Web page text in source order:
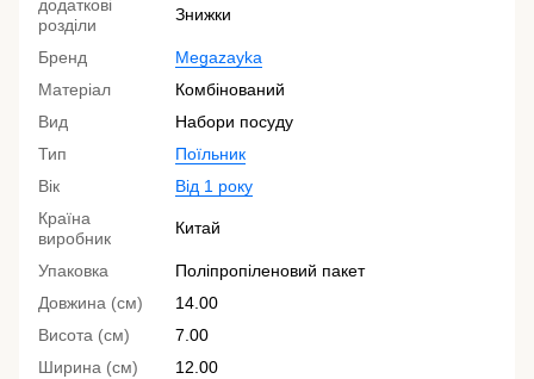
додаткові
розділи
Знижки
Бренд
Megazayka
Матеріал
Комбінований
Вид
Набори посуду
Тип
Поїльник
Вік
Від 1 року
Країна
виробник
Китай
Упаковка
Поліпропіленовий пакет
Довжина (см)
14.00
Висота (см)
7.00
Ширина (см)
12.00